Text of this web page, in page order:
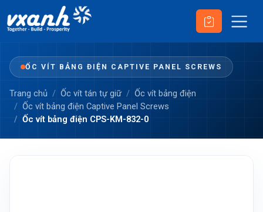
ỐC VÍT BẢNG ĐIỆN CAPTIVE PANEL SCREWS
Trang chủ Ốc vít tán tự giữ
Ốc vít bảng điện
Ốc vít bảng điện Captive Panel Screws
Ốc vít bảng điện CPS-KM-832-0